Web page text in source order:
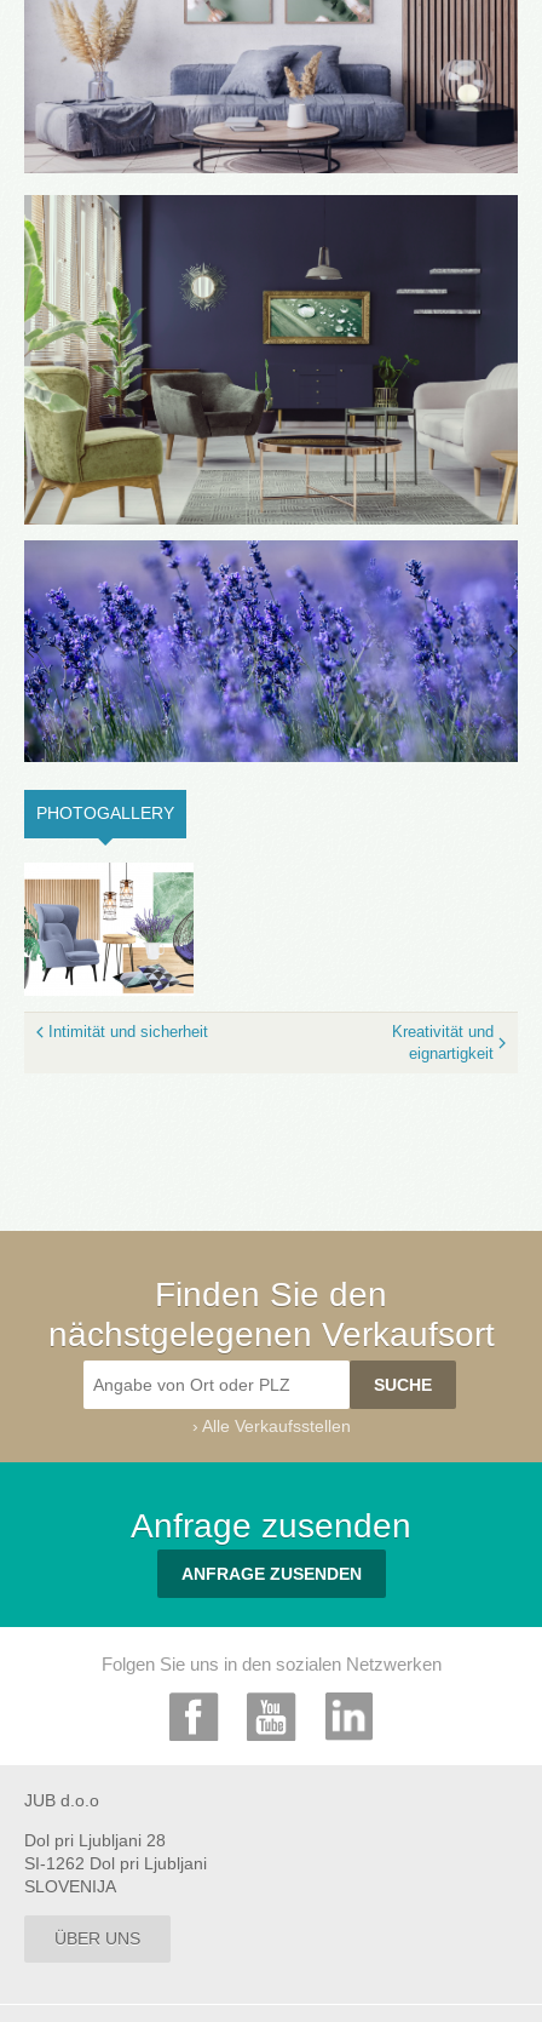
PHOTOGALLERY
Intimität und sicherheit
Kreativität und
eignartigkeit
Finden Sie den
nächstgelegenen Verkaufsort
› Alle Verkaufsstellen
Anfrage zusenden
ANFRAGE ZUSENDEN
Folgen Sie uns in den sozialen Netzwerken
JUB d.o.o
Dol pri Ljubljani 28
SI-1262 Dol pri Ljubljani
SLOVENIJA
ÜBER UNS